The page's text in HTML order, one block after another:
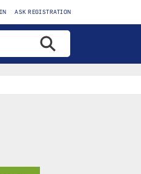
ASK REGISTRATION